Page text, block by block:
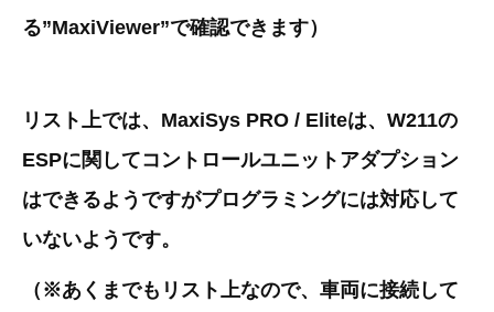
る”MaxiViewer”で確認できます）
リスト上では、MaxiSys PRO / Eliteは、W211の
ESPに関してコントロールユニットアダプション
はできるようですがプログラミングには対応して
いないようです。
（※あくまでもリスト上なので、車両に接続して